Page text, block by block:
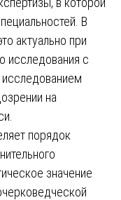
В
актуально при
исследования с
на
порядок
значение